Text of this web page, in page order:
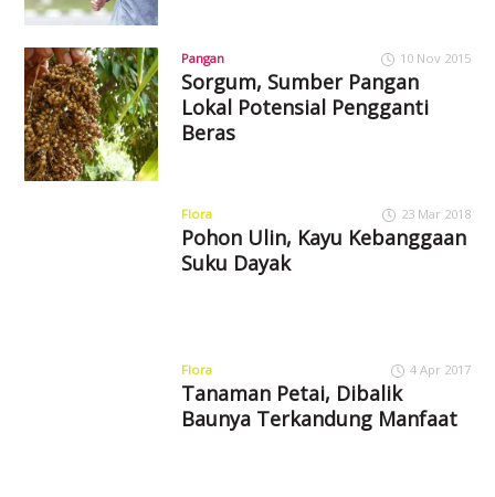
Pangan 10 Nov 2015
Sorgum, Sumber Pangan
Lokal Potensial Pengganti
Beras
Flora 23 Mar 2018
Pohon Ulin, Kayu Kebanggaan
Suku Dayak
Flora 4 Apr 2017
Tanaman Petai, Dibalik
Baunya Terkandung Manfaat